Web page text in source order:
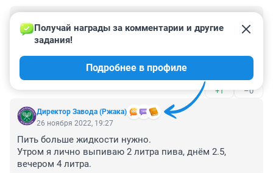
27 ноября 2022, 01:32
В таких статейках обычно пишут что нельзя есть
вечером бла ....нажирайтесь с утра .....Когда у тебя
насыщенный рабочий день с утра ты можешь
позволить себе поесть в спокойствии только
вечером и так у 80% реально работающих людей ,
исключение тут конечно хипстеры бездельники и
живущие на пособия , вот им можно соблюдать
правила статеек , хотя они потребляют столько сахара
в день в своих фастфудах что вам и не снилось
+1 –0
Директор Завода (Ржака)
Получай награды за комментарии и другие
задания!
Подробнее в профиле
26 ноября 2022, 19:27
Пить больше жидкости нужно.
Утром я лично выпиваю 2 литра пива, днём 2.5,
вечером 4 литра.